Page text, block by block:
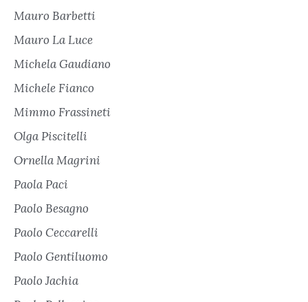
Mauro Barbetti
Mauro La Luce
Michela Gaudiano
Michele Fianco
Mimmo Frassineti
Olga Piscitelli
Ornella Magrini
Paola Paci
Paolo Besagno
Paolo Ceccarelli
Paolo Gentiluomo
Paolo Jachia